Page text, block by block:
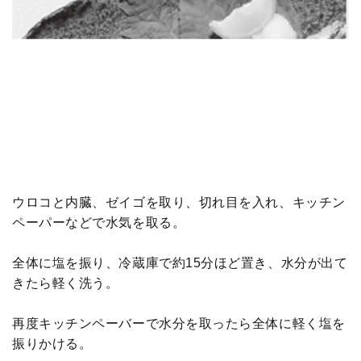
ウロコと内臓、ゼイゴを取り、切れ目を入れ、キッチン
ペーパーなどで水気を取る。
全体に塩を振り、冷蔵庫で約15分ほど置き、水分が出て
きたら軽く洗う。
再度キッチンペーバーで水分を取ったら全体に軽く塩を
振りかける。